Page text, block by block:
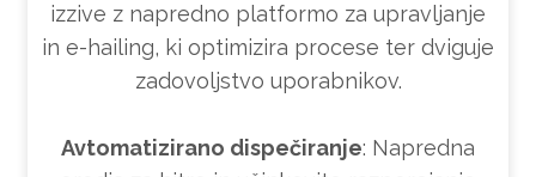
izzive z napredno platformo za upravljanje
in e-hailing, ki optimizira procese ter dviguje
zadovoljstvo uporabnikov.
Avtomatizirano dispečiranje: Napredna